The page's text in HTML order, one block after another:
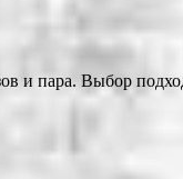
и пара. Выбор